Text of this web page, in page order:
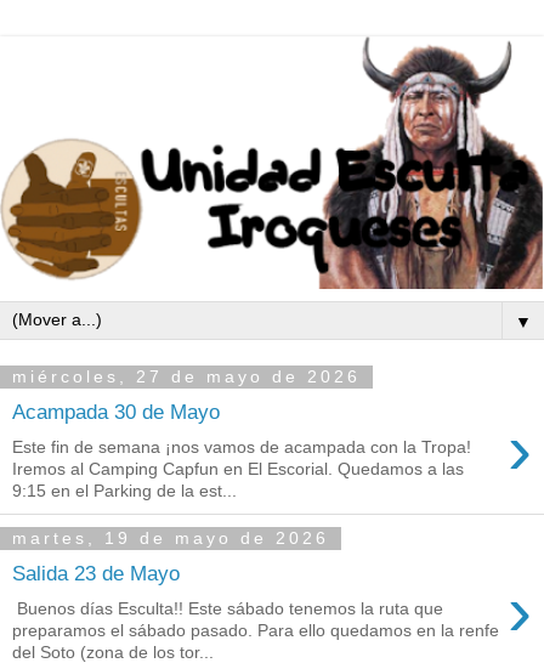
▼
miércoles, 27 de mayo de 2026
Acampada 30 de Mayo ›
Este fin de semana ¡nos vamos de acampada con la Tropa!
Iremos al Camping Capfun en El Escorial. Quedamos a las
9:15 en el Parking de la est...
martes, 19 de mayo de 2026
Salida 23 de Mayo ›
Buenos días Esculta!! Este sábado tenemos la ruta que
preparamos el sábado pasado. Para ello quedamos en la renfe
del Soto (zona de los tor...